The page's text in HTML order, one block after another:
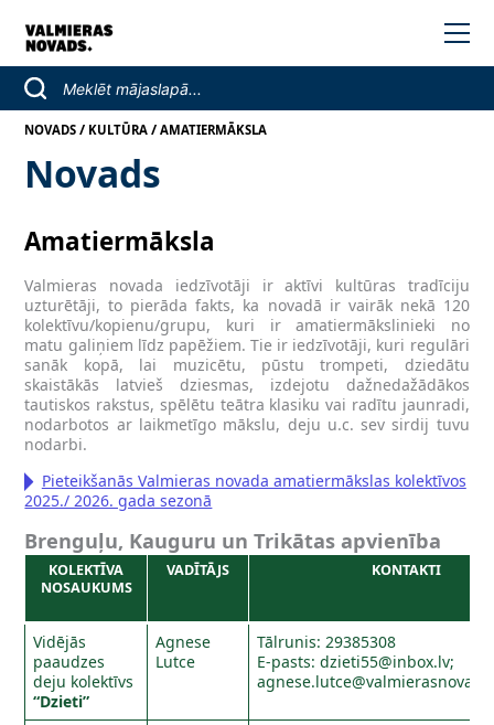
NOVADS / KULTŪRA /AMATIERMĀKSLA
Novads
Amatiermāksla
Valmieras novada iedzīvotāji ir aktīvi kultūras tradīciju
uzturētāji, to pierāda fakts, ka novadā ir vairāk nekā 120
kolektīvu/kopienu/grupu, kuri ir amatiermākslinieki no
matu galiņiem līdz papēžiem. Tie ir iedzīvotāji, kuri regulāri
sanāk kopā, lai muzicētu, pūstu trompeti, dziedātu
skaistākās latvieš dziesmas, izdejotu dažnedažādākos
tautiskos rakstus, spēlētu teātra klasiku vai radītu jaunradi,
nodarbotos ar laikmetīgo mākslu, deju u.c. sev sirdij tuvu
nodarbi.
Pieteikšanās Valmieras novada amatiermākslas kolektīvos
2025./ 2026. gada sezonā
Brenguļu, Kauguru un Trikātas apvienība
KOLEKTĪVA
NOSAUKUMS
VADĪTĀJS KONTAKTI
Vidējās
paaudzes
deju kolektīvs
“Dzieti”
Agnese
Lutce
Tālrunis: 29385308
E-pasts:dzieti55@inbox.lv;